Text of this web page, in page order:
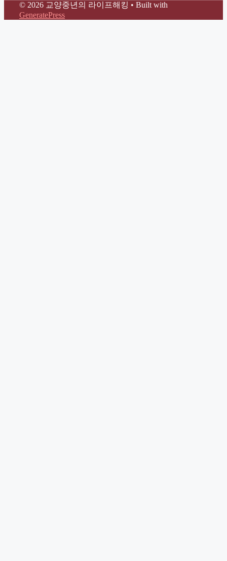
© 2026 교양중년의 라이프해킹 • Built with
GeneratePress